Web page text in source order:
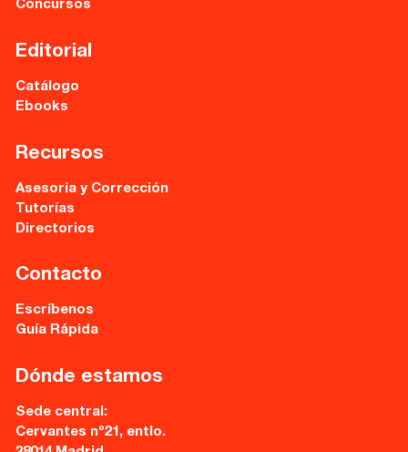
Concursos
Editorial
Catálogo
Ebooks
Recursos
Asesoría y Corrección
Tutorías
Directorios
Contacto
Escríbenos
Guía Rápida
Dónde estamos
Sede central:
Cervantes nº21, entlo.